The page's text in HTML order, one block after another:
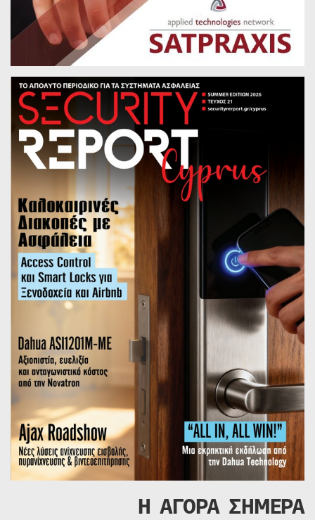
Η ΑΓΟΡΑ ΣΗΜΕΡΑ